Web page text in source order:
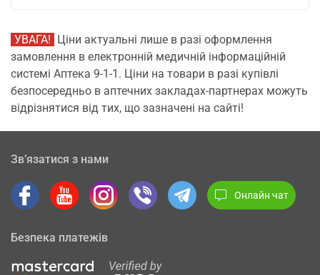
УВАГА! Ціни актуальні лише в разі оформлення
замовлення в електронній медичній інформаційній
системі Аптека 9-1-1. Ціни на товари в разі купівлі
безпосередньо в аптечних закладах-партнерах можуть
відрізнятися від тих, що зазначені на сайті!
Зв’язатися з нами
Онлайн чат
Безпека платежів